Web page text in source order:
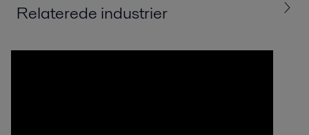
Relaterede industrier